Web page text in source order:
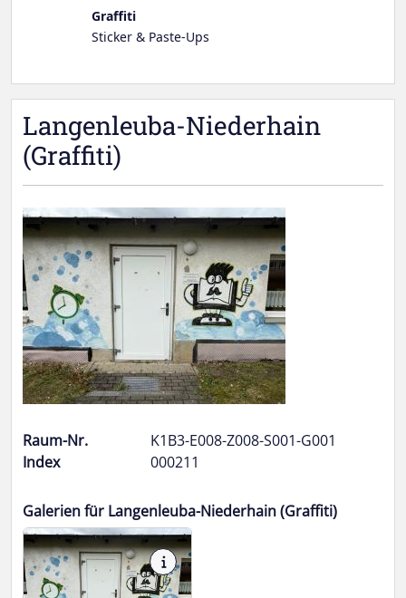
Langenleuba-Niederhain
(Graffiti)
Raum-Nr.
K1B3-E008-Z008-S001-G001
Index
000211
Galerien für Langenleuba-Niederhain (Graffiti)
Graffiti
Sticker & Paste-Ups